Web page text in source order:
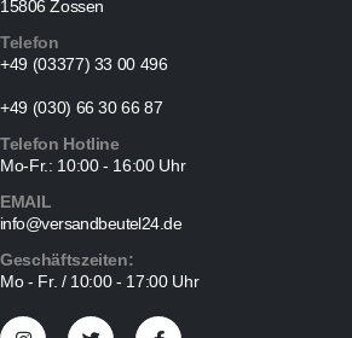
15806 Zossen
Telefon
+49 (03377) 33 00 496
+49 (030) 66 30 66 87
Telefon Hotline
Mo-Fr.: 10:00 - 16:00 Uhr
EMAIL
info@versandbeutel24.de
Geschäftszeiten:
Mo - Fr. / 10:00 - 17:00 Uhr